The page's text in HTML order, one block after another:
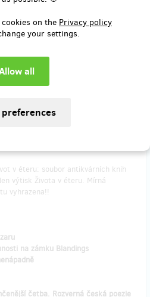
on the Privacy policy
your settings.
in half a year after the Hithit project
end
CZK 799)
v éteru: soubor antikvárních knih
výtisk Života v éteru. Mírná
vyhrazena!!
na zámku Blandings
četba. Rozverná česká poezie